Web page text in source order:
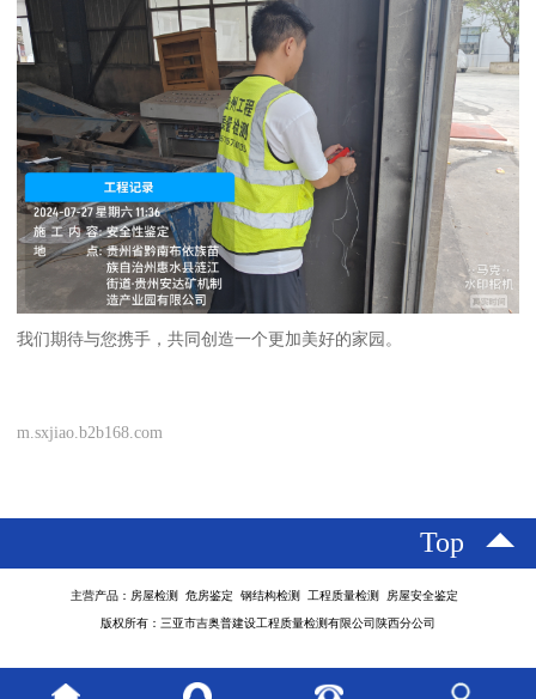
我们期待与您携手，共同创造一个更加美好的家园。
m.sxjiao.b2b168.com
Top
主营产品：房屋检测 危房鉴定 钢结构检测 工程质量检测 房屋安全鉴定
版权所有：三亚市吉奥普建设工程质量检测有限公司陕西分公司